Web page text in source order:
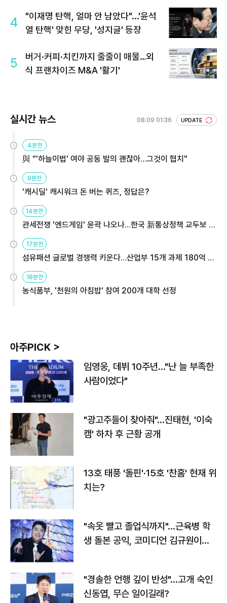
4
"이재명 탄핵, 얼마 안 남았다"...'윤석
열 탄핵' 맞힌 무당, '성지글' 등장
5
버거·커피·치킨까지 줄줄이 매물…외
식 프랜차이즈 M&A '활기'
실시간 뉴스 08.09 01:36 UPDATE
4분전
與 "'하늘이법' 여야 공동 발의 괜찮아…그것이 협치"
9분전
'캐시딜' 캐시워크 돈 버는 퀴즈, 정답은?
14분전
관세전쟁 '엔드게임' 윤곽 나오나…한국 新통상정책 교두보 활
용해야
17분전
섬유패션 글로벌 경쟁력 키운다…산업부 15개 과제 180억 지
원
18분전
농식품부, '천원의 아침밥' 참여 200개 대학 선정
아주PICK >
임영웅, 데뷔 10주년…"난 늘 부족한
사람이었다"
"광고주들이 찾아줘"…진태현, '이숙
캠' 하차 후 근황 공개
13호 태풍 '돌핀'·15호 '찬홈' 현재 위
치는?
"속옷 빨고 졸업식까지"…근육병 학
생 돌본 공익, 코미디언 김규원이었
"경솔한 언행 깊이 반성"…고개 숙인
신동엽, 무슨 일이길래?